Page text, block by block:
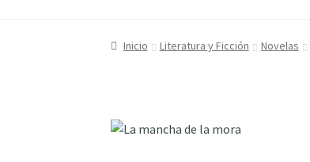
Inicio Literatura y Ficción Novelas